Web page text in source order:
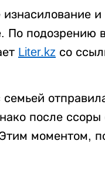
и
По подозрению
Liter.kz со
после
моментом,